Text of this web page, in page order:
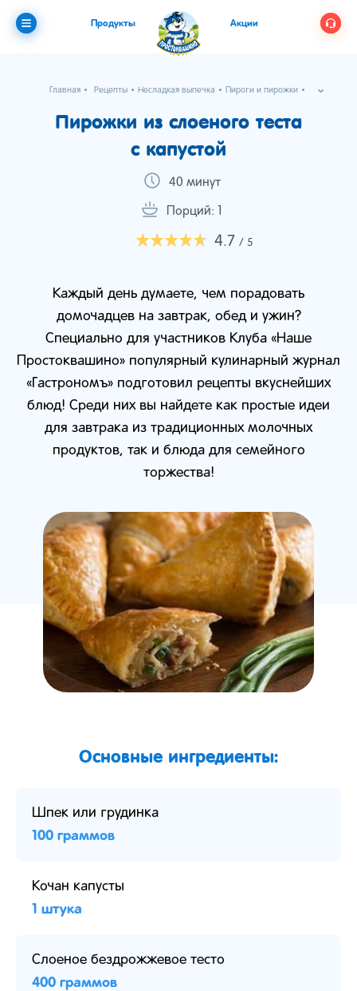
Продукты Акции
Главная Рецепты Несладкая выпечка
Пироги и пирожки
Пирожки из слоеного теста
с капустой
40 минут
Порций: 1
4.7 / 5
Каждый день думаете, чем порадовать
домочадцев на завтрак, обед и ужин?
Специально для участников Клуба «Наше
Простоквашино» популярный кулинарный журнал
«Гастрономъ» подготовил рецепты вкуснейших
блюд! Среди них вы найдете как простые идеи
для завтрака из традиционных молочных
продуктов, так и блюда для семейного
торжества!
Основные ингредиенты:
Шпек или грудинка
100 граммов
Кочан капусты
1 штука
Слоеное бездрожжевое тесто
400 граммов